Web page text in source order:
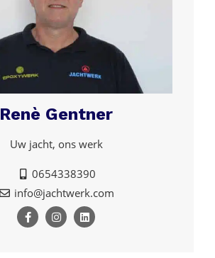
Renè Gentner
Uw jacht, ons werk
0654338390
info@jachtwerk.com